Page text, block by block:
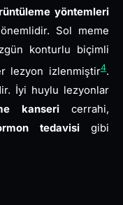
yöntemleri
Sol meme
konturlu biçimli
lezyon izlenmiştir4.
İyi huylu lezyonlar
kansericerrahi,
tedavisigibi